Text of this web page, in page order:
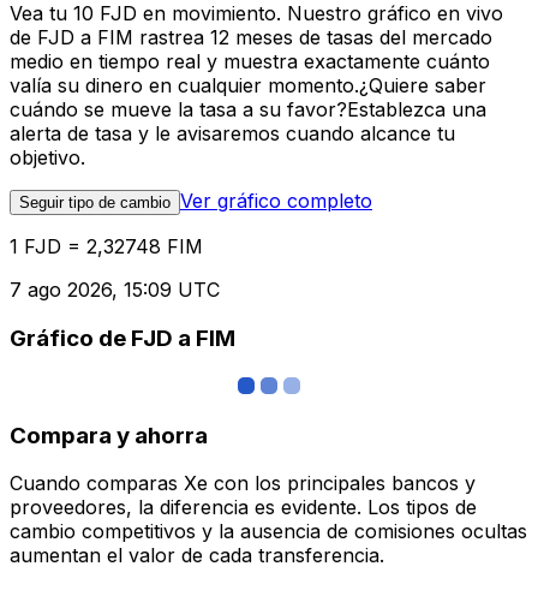
Vea tu 10 FJD en movimiento. Nuestro gráfico en vivo
de FJD a FIM rastrea 12 meses de tasas del mercado
medio en tiempo real y muestra exactamente cuánto
valía su dinero en cualquier momento.¿Quiere saber
cuándo se mueve la tasa a su favor?Establezca una
alerta de tasa y le avisaremos cuando alcance tu
objetivo.
Seguir tipo de cambio Ver gráfico completo
1 FJD = 2,32748 FIM
7 ago 2026, 15:09 UTC
Gráfico de FJD a FIM
Compara y ahorra
Cuando comparas Xe con los principales bancos y
proveedores, la diferencia es evidente. Los tipos de
cambio competitivos y la ausencia de comisiones ocultas
aumentan el valor de cada transferencia.